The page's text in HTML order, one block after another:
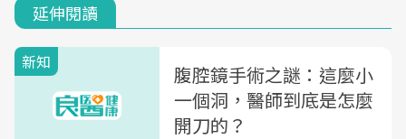
延伸閱讀
新知
腹腔鏡手術之謎：這麼小
一個洞，醫師到底是怎麼
開刀的？